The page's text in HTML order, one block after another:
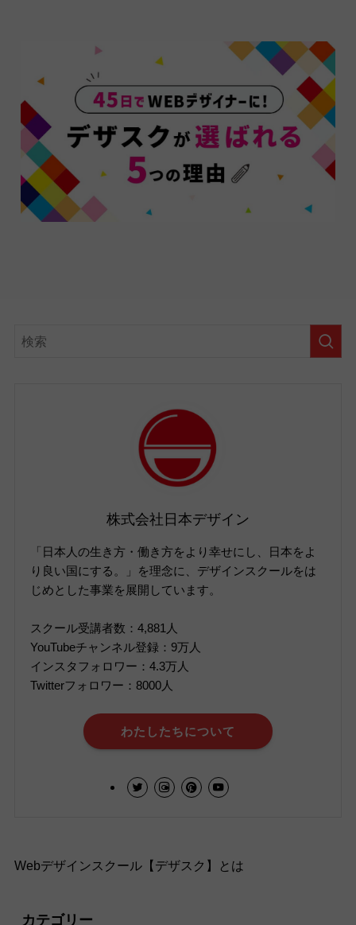
株式会社日本デザイン
「日本人の生き方・働き方をより幸せにし、日本をよ
り良い国にする。」を理念に、デザインスクールをは
じめとした事業を展開しています。
スクール受講者数：4,881人
YouTubeチャンネル登録：9万人
インスタフォロワー：4.3万人
Twitterフォロワー：8000人
わたしたちについて
Webデザインスクール【デザスク】とは
カテゴリー